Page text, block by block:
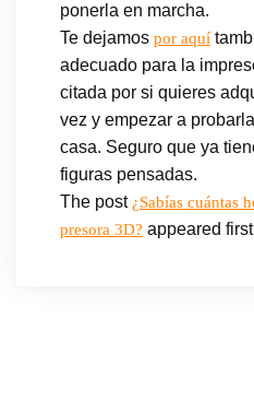
ponerla en marcha.
Te dejamos por aquí
adecuado para la
citada por si quieres
vez y empezar a
casa. Seguro que ya
figuras pensadas.
The post ¿Sabías cuántas
presora 3D? appeared